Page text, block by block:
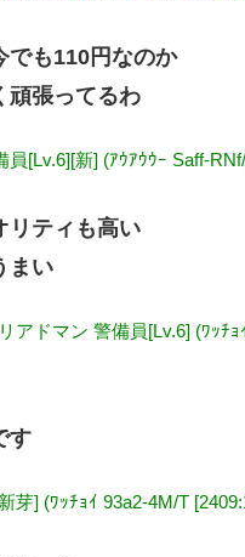
でも110円なのか
頑張ってるわ
員[Lv.6][新] (ｱｳｱｳｳｰ Saff-
リティも高い
まい
アドマン 警備員[Lv.6] (ﾜｯﾁ
す
芽] (ﾜｯﾁｮｲ 93a2-4M/T